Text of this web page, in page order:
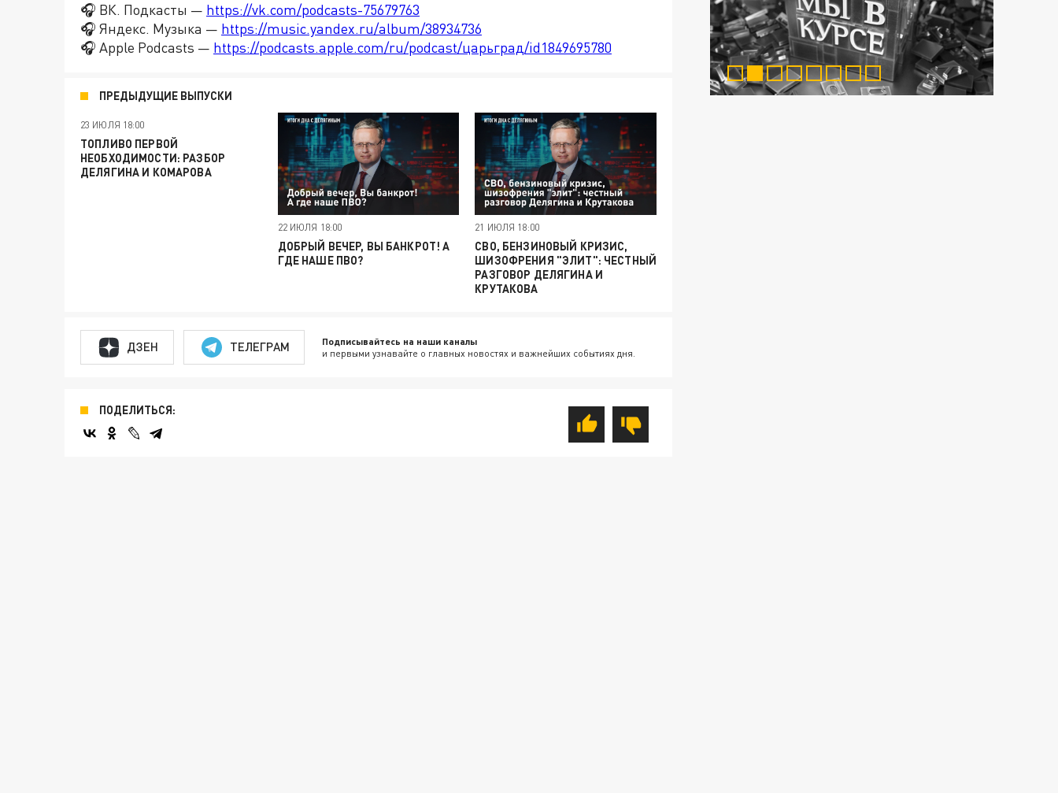
🎧 ВК. Подкасты — https://vk.com/podcasts-75679763
🎧 Яндекс. Музыка — https://music.yandex.ru/album/38934736
🎧 Apple Podcasts — https://podcasts.apple.com/ru/podcast/царьград/id1849695780
ПРЕДЫДУЩИЕ ВЫПУСКИ
23 ИЮЛЯ 18:00
ТОПЛИВО ПЕРВОЙ
НЕОБХОДИМОСТИ: РАЗБОР
ДЕЛЯГИНА И КОМАРОВА
22 ИЮЛЯ 18:00
ДОБРЫЙ ВЕЧЕР, ВЫ БАНКРОТ! А
ГДЕ НАШЕ ПВО?
21 ИЮЛЯ 18:00
СВО, БЕНЗИНОВЫЙ КРИЗИС,
ШИЗОФРЕНИЯ "ЭЛИТ": ЧЕСТНЫЙ
РАЗГОВОР ДЕЛЯГИНА И
КРУТАКОВА
ДЗЕН ТЕЛЕГРАМ Подписывайтесь на наши каналы
и первыми узнавайте о главных новостях и важнейших событиях дня.
ПОДЕЛИТЬСЯ: